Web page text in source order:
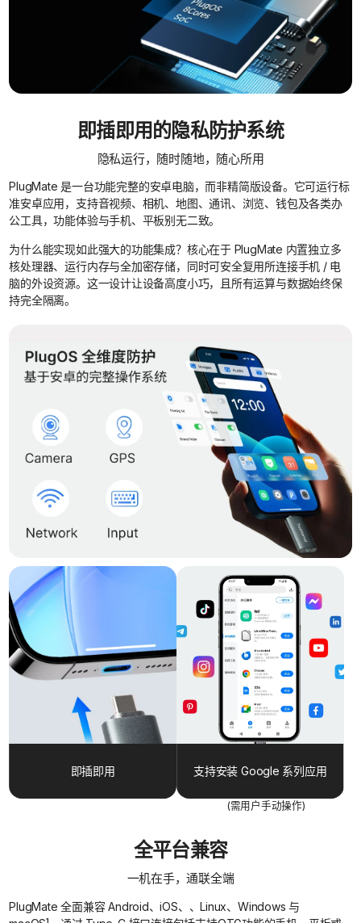
即插即用的隐私防护系统
隐私运行，随时随地，随心所用
PlugMate 是一台功能完整的安卓电脑，而非精简版设备。它可运行标
准安卓应用，支持音视频、相机、地图、通讯、浏览、钱包及各类办
公工具，功能体验与手机、平板别无二致。
为什么能实现如此强大的功能集成？核心在于 PlugMate 内置独立多
核处理器、运行内存与全加密存储，同时可安全复用所连接手机 / 电
脑的外设资源。这一设计让设备高度小巧，且所有运算与数据始终保
持完全隔离。
即插即用 支持安装 Google 系列应用
(需用户手动操作)
全平台兼容
一机在手，通联全端
PlugMate 全面兼容 Android、iOS、、Linux、Windows 与